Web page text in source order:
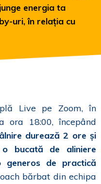
energia ta
uri, în relația cu
Live pe Zoom, în
ora 18:00, începând
durează 2 ore și
bucată de aliniere
de practică
bărbat din echipa